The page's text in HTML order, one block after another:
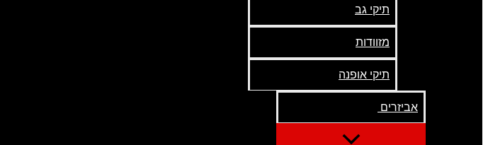
תיקי גב
מזוודות
תיקי אופנה
אביזרים